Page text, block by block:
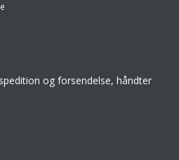
og forsendelse, håndter